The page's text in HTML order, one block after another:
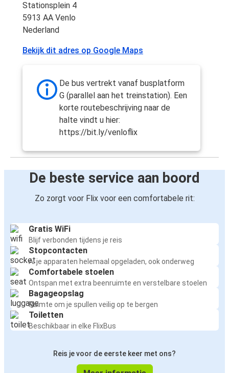
Stationsplein 4
5913 AA Venlo
Nederland
Bekijk dit adres op Google Maps
De bus vertrekt vanaf busplatform
G (parallel aan het treinstation). Een
korte routebeschrijving naar de
halte vindt u hier:
https://bit.ly/venloflix
De beste service aan boord
Zo zorgt voor Flix voor een comfortabele rit:
Gratis WiFi
Blijf verbonden tijdens je reis
Stopcontacten
Al je apparaten helemaal opgeladen, ook onderweg
Comfortabele stoelen
Ontspan met extra beenruimte en verstelbare stoelen
Bagageopslag
Ruimte om je spullen veilig op te bergen
Toiletten
Beschikbaar in elke FlixBus
Reis je voor de eerste keer met ons?